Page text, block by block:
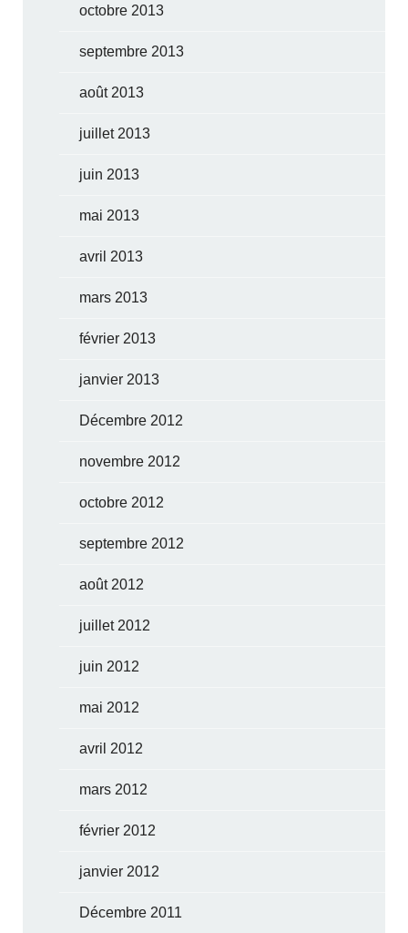
octobre 2013
septembre 2013
août 2013
juillet 2013
juin 2013
mai 2013
avril 2013
mars 2013
février 2013
janvier 2013
Décembre 2012
novembre 2012
octobre 2012
septembre 2012
août 2012
juillet 2012
juin 2012
mai 2012
avril 2012
mars 2012
février 2012
janvier 2012
Décembre 2011